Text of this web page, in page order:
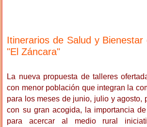
Itinerarios de Salud y
"El Záncara"
La nueva propuesta de talleres
con menor población que integran la
para los meses de junio, julio y agosto,
con su gran acogida, la importancia
para acercar al medio rural